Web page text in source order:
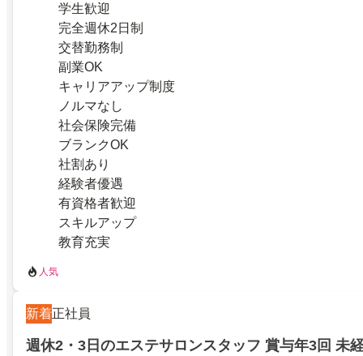
学生歓迎
完全週休2日制
交替勤務制
副業OK
キャリアアップ制度
ノルマなし
社会保険完備
ブランクOK
社割あり
経験者優遇
有資格者歓迎
スキルアップ
教育充実
人気
新着正社員
週休2・3日のエステサロンスタッフ 賞与年3回 未